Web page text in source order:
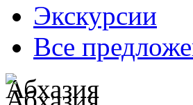
Экскурсии
Все
Абхазия